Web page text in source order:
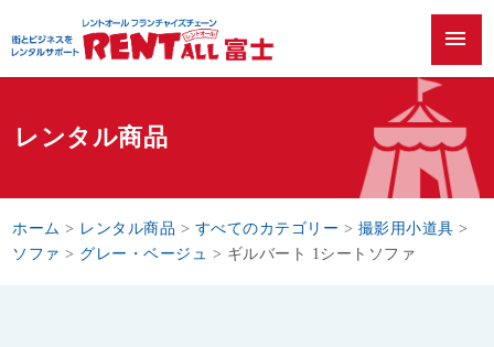
menu
レンタル商品
ホーム > レンタル商品 > すべてのカテゴリー > 撮影用小道具 >
ソファ > グレー・ベージュ > ギルバート 1シートソファ